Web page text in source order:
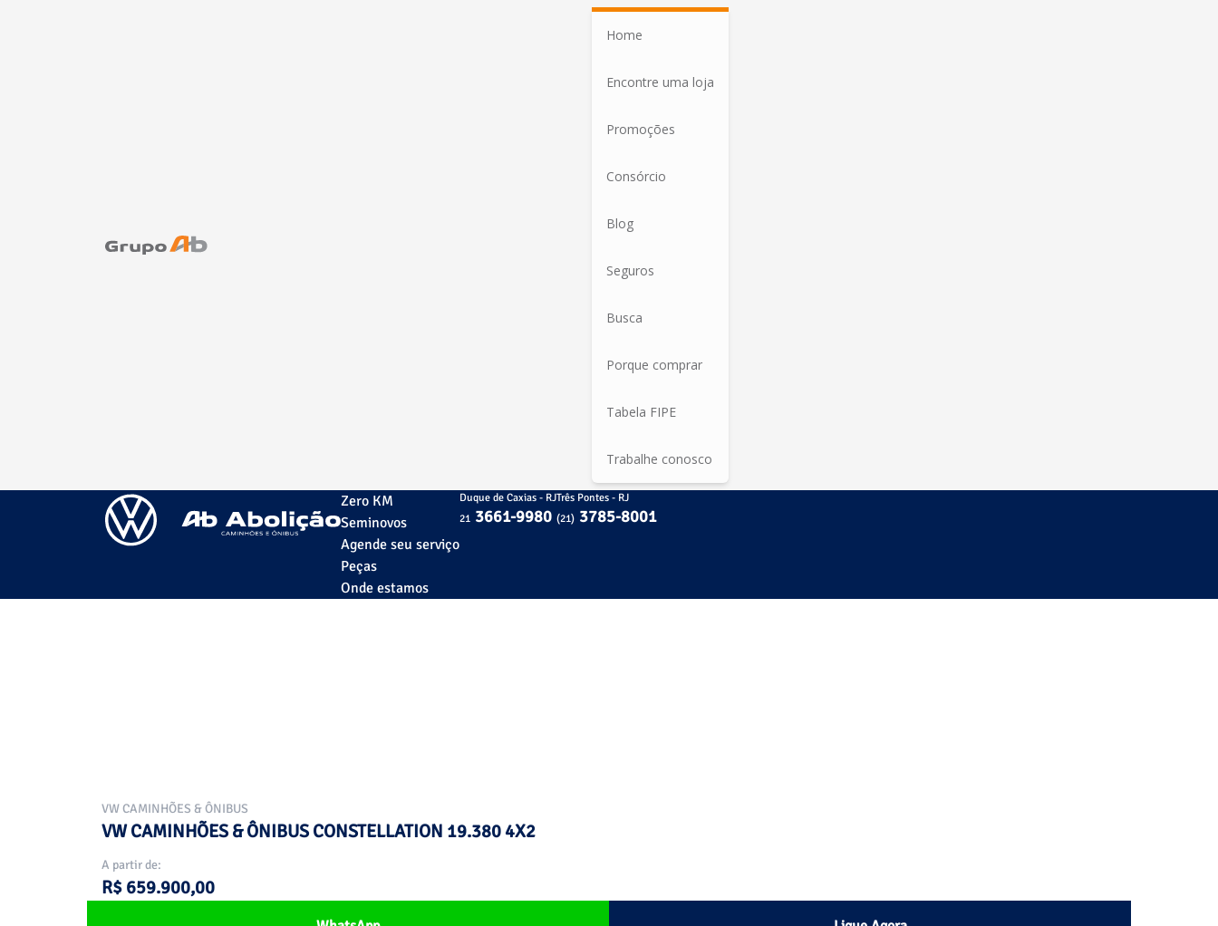
Home
Encontre uma loja
Promoções
Consórcio
Blog
Seguros
Busca
Porque comprar
Tabela FIPE
Trabalhe conosco
Zero KM
Seminovos
Agende seu serviço
Peças
Onde estamos
Duque de Caxias - RJ
21 3661-9980
Três Pontes - RJ
(21) 3785-8001
VW CAMINHÕES & ÔNIBUS
VW CAMINHÕES & ÔNIBUS CONSTELLATION 19.380 4X2
A partir de:
R$ 659.900,00